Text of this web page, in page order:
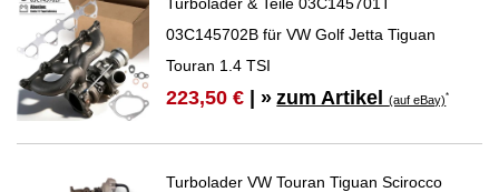
Turbolader & Teile 03C145701T
03C145702B für VW Golf Jetta Tiguan
Touran 1.4 TSI
223,50 € | » zum Artikel(auf eBay)*
Turbolader VW Touran Tiguan Scirocco